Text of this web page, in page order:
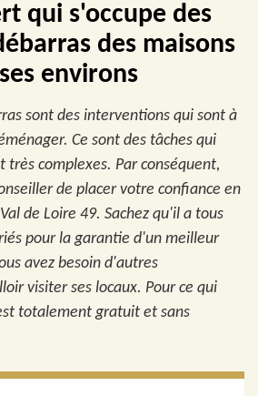
qui s'occupe des
des maisons
environs
sont des interventions qui sont à
Ce sont des tâches qui
complexes. Par conséquent,
de placer votre confiance en
de Loire 49. Sachez qu'il a tous
pour la garantie d'un meilleur
avez besoin d'autres
visiter ses locaux. Pour ce qui
totalement gratuit et sans